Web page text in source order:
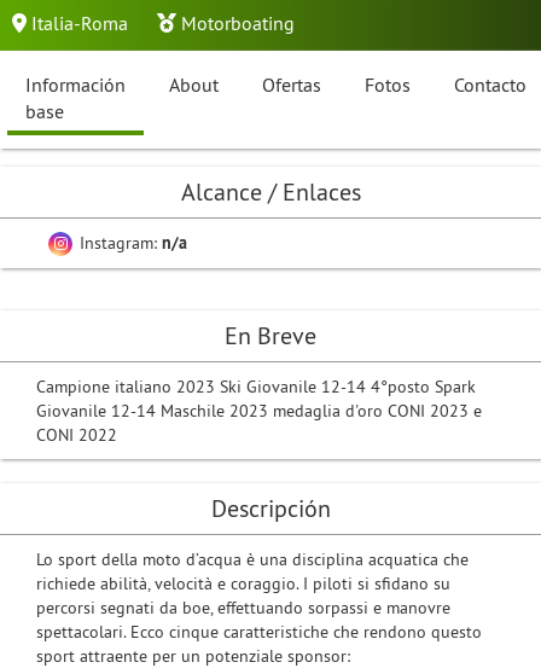
Italia-Roma Motorboating
Información
base
About Ofertas Fotos Contacto
En Breve
Campione italiano 2023 Ski Giovanile 12-14 4°posto Spark
Giovanile 12-14 Maschile 2023 medaglia d'oro CONI 2023 e
CONI 2022
Descripción
Lo sport della moto d’acqua è una disciplina acquatica che
richiede abilità, velocità e coraggio. I piloti si sfidano su
percorsi segnati da boe, effettuando sorpassi e manovre
spettacolari. Ecco cinque caratteristiche che rendono questo
sport attraente per un potenziale sponsor:
Alcance / Enlaces
Instagram: n/a